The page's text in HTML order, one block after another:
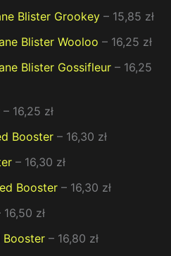
Blister Grookey – 15,85 zł
Blister Wooloo – 16,25 zł
Blister Gossifleur – 16,25
– 16,25 zł
Booster – 16,30 zł
– 16,30 zł
Booster – 16,30 zł
16,50 zł
Booster – 16,80 zł